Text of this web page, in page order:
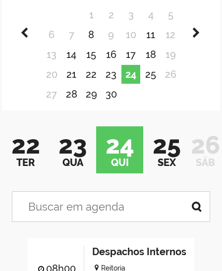
1 2 3 4
5
6
7 8 9 10 11
12
13
14 15 16 17 18
19
20
21 22 23 24 25
26
27
28 29 30
22
TER
23
QUA
24
QUI
25
SEX
26
SÁB
08h00
Despachos Internos
Reitoria